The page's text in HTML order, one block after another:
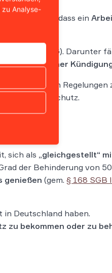
Dort steht, dass ein
(AGG). Darunter
oder bei einer
Diese beinhalten
Kündigungsschutz.
sich als „gleichgestellt“
der Behinderung von
genießen (gem. § 168 SGB
in Deutschland haben.
zu bekommen oder zu
Analyse-